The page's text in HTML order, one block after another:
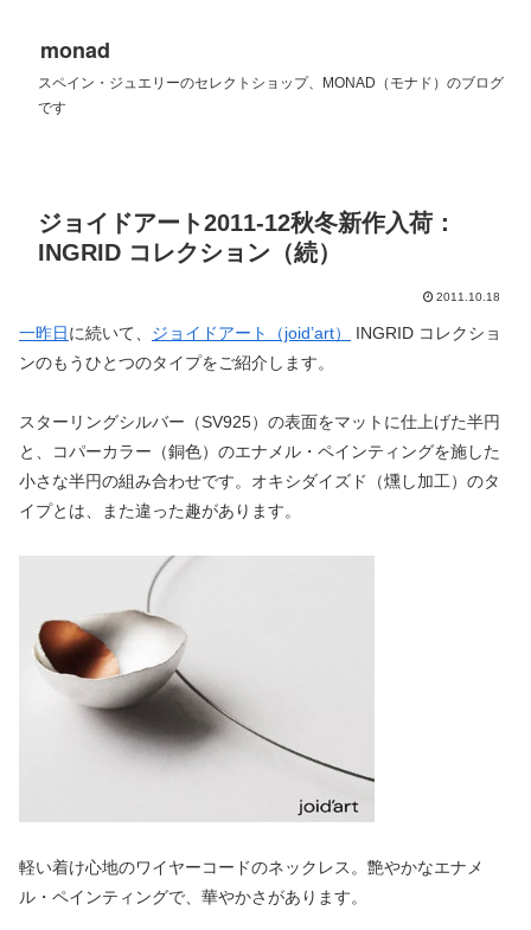
monad
スペイン・ジュエリーのセレクトショップ、MONAD（モナド）のブログ
です
ジョイドアート2011-12秋冬新作入荷：
INGRID コレクション（続）
2011.10.18
一昨日に続いて、 ジョイドアート（joid’art）
INGRID コレクショ
ンのもうひとつのタイプをご紹介します。
スターリングシルバー（SV925）の表面をマットに仕上げた半円
と、コパーカラー（銅色）のエナメル・ペインティングを施した
小さな半円の組み合わせです。オキシダイズド（燻し加工）のタ
イプとは、また違った趣があります。
軽い着け心地のワイヤーコードのネックレス。艶やかなエナメ
ル・ペインティングで、華やかさがあります。